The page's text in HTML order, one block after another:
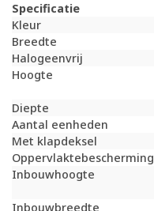
Specificatie
Kleur
Breedte
Halogeenvrij
Hoogte
Diepte
Aantal eenheden
Met klapdeksel
Oppervlaktebescherming
Inbouwhoogte
Inbouwbreedte